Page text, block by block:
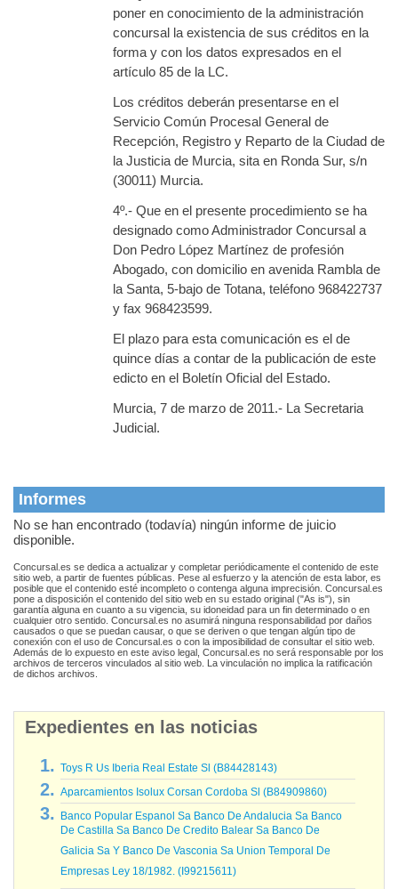
poner en conocimiento de la administración
concursal la existencia de sus créditos en la
forma y con los datos expresados en el
artículo 85 de la LC.
Los créditos deberán presentarse en el
Servicio Común Procesal General de
Recepción, Registro y Reparto de la Ciudad de
la Justicia de Murcia, sita en Ronda Sur, s/n
(30011) Murcia.
4º.- Que en el presente procedimiento se ha
designado como Administrador Concursal a
Don Pedro López Martínez de profesión
Abogado, con domicilio en avenida Rambla de
la Santa, 5-bajo de Totana, teléfono 968422737
y fax 968423599.
El plazo para esta comunicación es el de
quince días a contar de la publicación de este
edicto en el Boletín Oficial del Estado.
Murcia, 7 de marzo de 2011.- La Secretaria
Judicial.
Informes
No se han encontrado (todavía) ningún informe de juicio
disponible.
Concursal.es se dedica a actualizar y completar periódicamente el contenido de este
sitio web, a partir de fuentes públicas. Pese al esfuerzo y la atención de esta labor, es
posible que el contenido esté incompleto o contenga alguna imprecisión. Concursal.es
pone a disposición el contenido del sitio web en su estado original ("As is"), sin
garantía alguna en cuanto a su vigencia, su idoneidad para un fin determinado o en
cualquier otro sentido. Concursal.es no asumirá ninguna responsabilidad por daños
causados o que se puedan causar, o que se deriven o que tengan algún tipo de
conexión con el uso de Concursal.es o con la imposibilidad de consultar el sitio web.
Además de lo expuesto en este aviso legal, Concursal.es no será responsable por los
archivos de terceros vinculados al sitio web. La vinculación no implica la ratificación
de dichos archivos.
Expedientes en las noticias
Toys R Us Iberia Real Estate Sl (B84428143)
Aparcamientos Isolux Corsan Cordoba Sl (B84909860)
Banco Popular Espanol Sa Banco De Andalucia Sa Banco
De Castilla Sa Banco De Credito Balear Sa Banco De
Galicia Sa Y Banco De Vasconia Sa Union Temporal De
Empresas Ley 18/1982. (I99215611)